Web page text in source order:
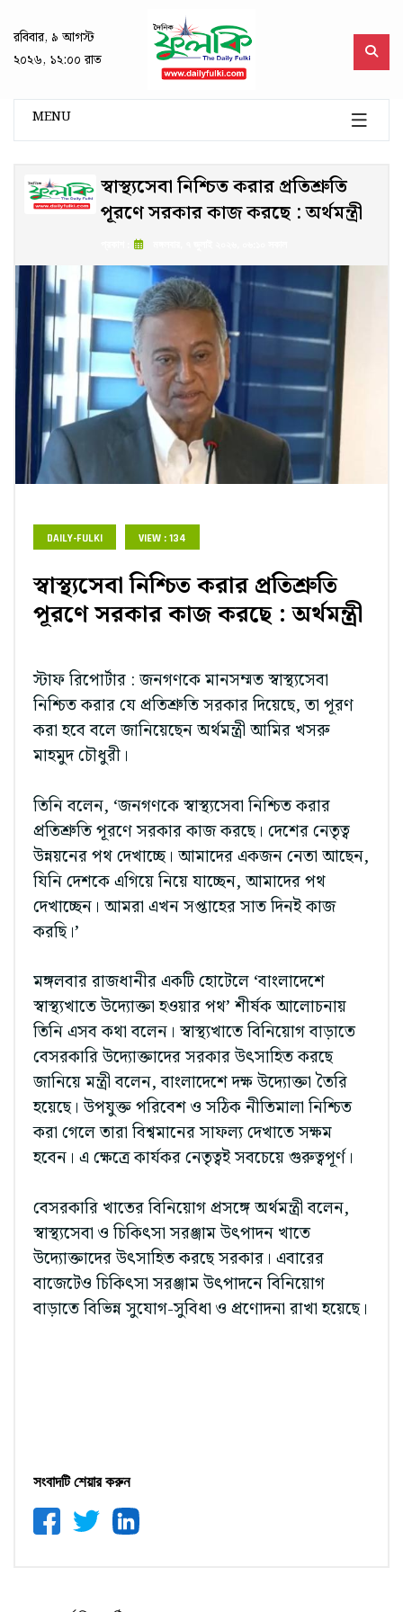
রবিবার, ৯ আগস্ট
২০২৬, ১২:০০ রাত
MENU
স্বাস্থ্যসেবা নিশ্চিত করার প্রতিশ্রুতি
পূরণে সরকার কাজ করছে : অর্থমন্ত্রী
DAILY-FULKI VIEW : 134
স্বাস্থ্যসেবা নিশ্চিত করার প্রতিশ্রুতি
পূরণে সরকার কাজ করছে : অর্থমন্ত্রী
স্টাফ রিপোর্টার : জনগণকে মানসম্মত স্বাস্থ্যসেবা
নিশ্চিত করার যে প্রতিশ্রুতি সরকার দিয়েছে, তা পূরণ
করা হবে বলে জানিয়েছেন অর্থমন্ত্রী আমির খসরু
মাহমুদ চৌধুরী।
তিনি বলেন, ‘জনগণকে স্বাস্থ্যসেবা নিশ্চিত করার
প্রতিশ্রুতি পূরণে সরকার কাজ করছে। দেশের নেতৃত্ব
উন্নয়নের পথ দেখাচ্ছে। আমাদের একজন নেতা আছেন,
যিনি দেশকে এগিয়ে নিয়ে যাচ্ছেন, আমাদের পথ
দেখাচ্ছেন। আমরা এখন সপ্তাহের সাত দিনই কাজ
করছি।’
মঙ্গলবার রাজধানীর একটি হোটেলে ‘বাংলাদেশে
স্বাস্থ্যখাতে উদ্যোক্তা হওয়ার পথ’ শীর্ষক আলোচনায়
তিনি এসব কথা বলেন। স্বাস্থ্যখাতে বিনিয়োগ বাড়াতে
বেসরকারি উদ্যোক্তাদের সরকার উৎসাহিত করছে
জানিয়ে মন্ত্রী বলেন, বাংলাদেশে দক্ষ উদ্যোক্তা তৈরি
হয়েছে। উপযুক্ত পরিবেশ ও সঠিক নীতিমালা নিশ্চিত
করা গেলে তারা বিশ্বমানের সাফল্য দেখাতে সক্ষম
হবেন। এ ক্ষেত্রে কার্যকর নেতৃত্বই সবচেয়ে গুরুত্বপূর্ণ।
বেসরকারি খাতের বিনিয়োগ প্রসঙ্গে অর্থমন্ত্রী বলেন,
স্বাস্থ্যসেবা ও চিকিৎসা সরঞ্জাম উৎপাদন খাতে
উদ্যোক্তাদের উৎসাহিত করছে সরকার। এবারের
বাজেটেও চিকিৎসা সরঞ্জাম উৎপাদনে বিনিয়োগ
বাড়াতে বিভিন্ন সুযোগ-সুবিধা ও প্রণোদনা রাখা হয়েছে।
সংবাদটি শেয়ার করুন